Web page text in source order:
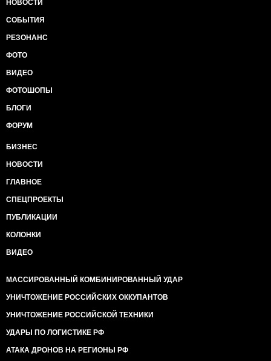
НОВОСТИ
СОБЫТИЯ
РЕЗОНАНС
ФОТО
ВИДЕО
ФОТОШОПЫ
БЛОГИ
ФОРУМ
БИЗНЕС
НОВОСТИ
ГЛАВНОЕ
СПЕЦПРОЕКТЫ
ПУБЛИКАЦИИ
КОЛОНКИ
ВИДЕО
МАССИРОВАННЫЙ КОМБИНИРОВАННЫЙ УДАР
УНИЧТОЖЕНИЕ РОССИЙСКИХ ОККУПАНТОВ
УНИЧТОЖЕНИЕ РОССИЙСКОЙ ТЕХНИКИ
УДАРЫ ПО ЛОГИСТИКЕ РФ
АТАКА ДРОНОВ НА РЕГИОНЫ РФ